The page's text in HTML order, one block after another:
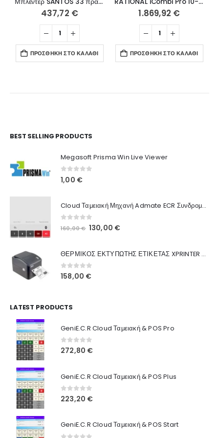
437,72 €
ΠΡΟΣΘΉΚΗ ΣΤΟ ΚΑΛΆΘΙ
1.869,92 €
ΠΡΟΣΘΉΚΗ ΣΤΟ ΚΑΛΆΘΙ
BEST SELLING PRODUCTS
Megasoft Prisma Win Live Viewer
0 out of 5
1,00 €
Cloud Ταμειακή Μηχανή Admate ECR Συνδρομή 12 μηνών
out of 5
160,00€ Original
160,00 €.
130,00 €Η
είναι:
ΘΕΡΜΙΚΟΣ ΕΚΤΥΠΩΤΗΣ ΕΤΙΚΕΤΑΣ XPRINTER XP-420B
0out of 5
158,00 €
LATEST PRODUCTS
GeniE.C.R Cloud Ταμειακή & POS Pro
0out of 5
272,80 €
GeniE.C.R Cloud Ταμειακή & POS Plus
0out of 5
223,20 €
GeniE.C.R Cloud Ταμειακή & POS Start
Ο Λογαριασμός μου
Στοιχεία λογαριασμού
Παραγγελίες
Πληροφορίες Καταστήματος
Ποιοι Είμαστε
Γιατί Εμάς
Blog
Όροι Χρήσης
Τρόποι Αγοράς
Τρόποι Πληρωμής
Τρόποι Αποστολής
Ασφάλεια Πληρωμών